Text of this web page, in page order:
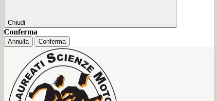
Chiudi
Conferma
Annulla Conferma